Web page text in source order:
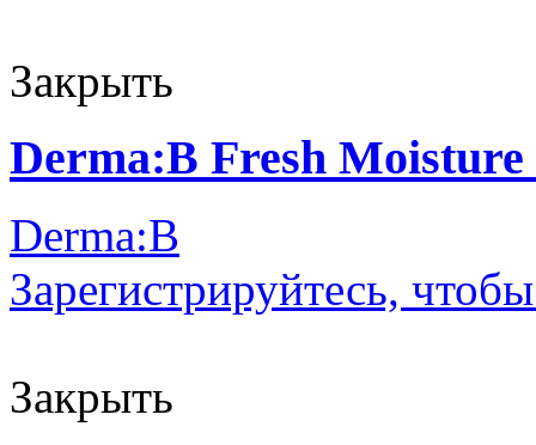
Закрыть
Derma:B Fresh
Derma:B
Зарегистрируйтесь,
Закрыть